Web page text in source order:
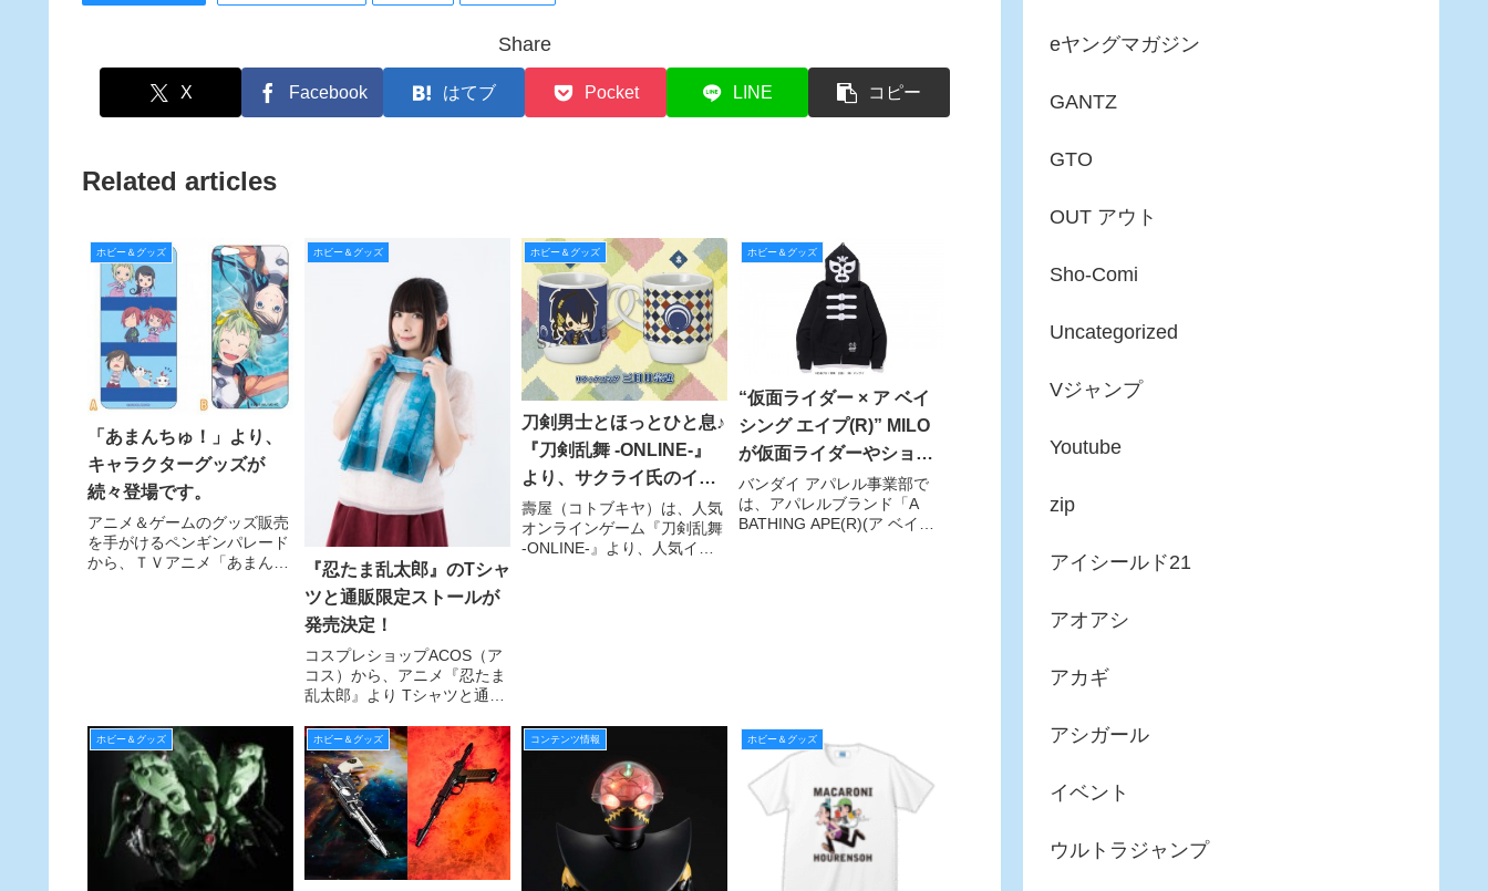
Share
X Facebook はてブ Pocket LINE コピー
Related articles
ホビー＆グッズ
「あまんちゅ！」より、
キャラクターグッズが
続々登場です。
アニメ＆ゲームのグッズ販売
を手がけるペンギンパレード
から、ＴＶアニメ「あまんち
ホビー＆グッズ
『忍たま乱太郎』のTシャ
ツと通販限定ストールが
発売決定！
コスプレショップACOS（ア
コス）から、アニメ『忍たま
乱太郎』より Tシャツと通販
Tシャツは全国のACOS・ア
ニメイト各店にて、 ストール
はACOSオンライン、アニメ
イトオンラインなど通販店舗
限定で発売予定。
ホビー＆グッズ
刀剣男士とほっとひと息♪
『刀剣乱舞 -ONLINE-』
より、サクライ氏のイラ
ストがキュートなマグカ
ップが登場！
壽屋（コトブキヤ）は、人気
オンラインゲーム『刀剣乱舞
-ONLINE-』より、人気イラ
ホビー＆グッズ
“仮面ライダー × ア ベイ
シング エイプ(R)” MILO
が仮面ライダーやショッ
カー戦闘員に変身 Tシ
ャツやなりきりパーカー
バンダイ アパレル事業部で
は、アパレルブランド「A
BATHING APE(R)(ア ベイシ
ホビー＆グッズ ホビー＆グッズ コンテンツ情報 ホビー＆グッズ
eヤングマガジン
GANTZ
GTO
OUT アウト
Sho-Comi
Uncategorized
Vジャンプ
Youtube
zip
アイシールド21
アオアシ
アカギ
アシガール
イベント
ウルトラジャンプ